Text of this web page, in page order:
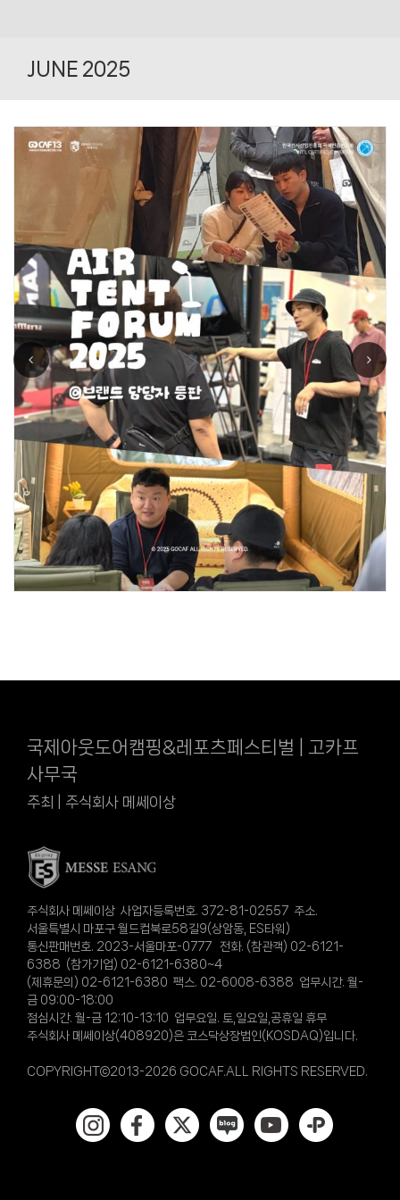
contentJUNE 2025
국제아웃도어캠핑&레포츠페스티벌 | 고카프
사무국
주최 | 주식회사 메쎄이상
주식회사 메쎄이상 사업자등록번호. 372-81-02557 주소.
서울특별시 마포구 월드컵북로58길9(상암동, ES타워)
통신판매번호. 2023-서울마포-0777 전화. (참관객) 02-6121-
6388 (참가기업) 02-6121-6380~4
(제휴문의) 02-6121-6380 팩스. 02-6008-6388 업무시간. 월-
금 09:00-18:00
점심시간. 월-금 12:10-13:10 업무요일. 토,일요일,공휴일 휴무
주식회사 메쎄이상(408920)은 코스닥상장법인(KOSDAQ)입니다.
COPYRIGHT©2013-2026 GOCAF.ALL RIGHTS RESERVED.